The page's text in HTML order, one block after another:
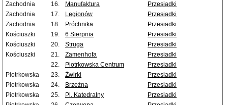
Zachodnia
16. Manufaktura
Przesiadki
Zachodnia
17. Legionów
Przesiadki
Zachodnia
18. Próchnika
Przesiadki
Kościuszki
19. 6 Sierpnia
Przesiadki
Kościuszki
20. Struga
Przesiadki
Kościuszki
21. Zamenhofa
Przesiadki
22.
Piotrkowska Centrum
Przesiadki
Piotrkowska
23. Żwirki
Przesiadki
Piotrkowska
24. Brzeźna
Przesiadki
Piotrkowska
25. Pl. Katedralny
Przesiadki